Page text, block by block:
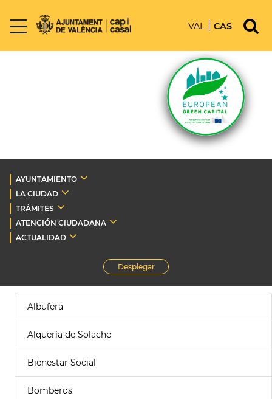
VAL CAS
AYUNTAMIENTO
LA CIUDAD
TRÁMITES
ATENCIÓN CIUDADANA
ACTUALIDAD
Desplegar
Albufera
Alquería de Solache
Bienestar Social
Bomberos